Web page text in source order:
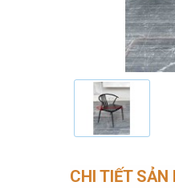
CHI TIẾT SẢN